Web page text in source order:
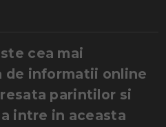
cea mai
de informatii online
parintilor si
intre in aceasta